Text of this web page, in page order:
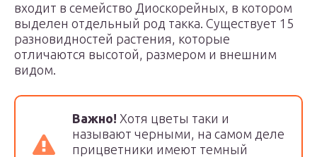
входит в семейство Диоскорейных, в котором
выделен отдельный род такка. Существует 15
разновидностей растения, которые
отличаются высотой, размером и внешним
видом.
Важно! Хотя цветы таки и
называют черными, на самом деле
прицветники имеют темный